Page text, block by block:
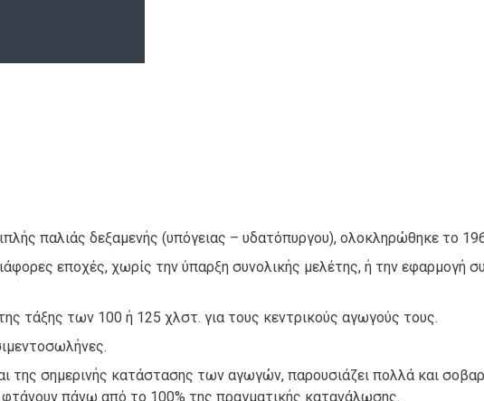
παλιάς δεξαμενής (υπόγειας – υδατόπυργου), ολοκληρώθηκε το
εποχές, χωρίς την ύπαρξη συνολικής μελέτης, ή την εφαρμογή
τάξης των 100 ή 125 χλστ. για τους κεντρικούς αγωγούς τους.
σημερινής κατάστασης των αγωγών, παρουσιάζει πολλά και
πάνω από το 100% της πραγματικής κατανάλωσης.